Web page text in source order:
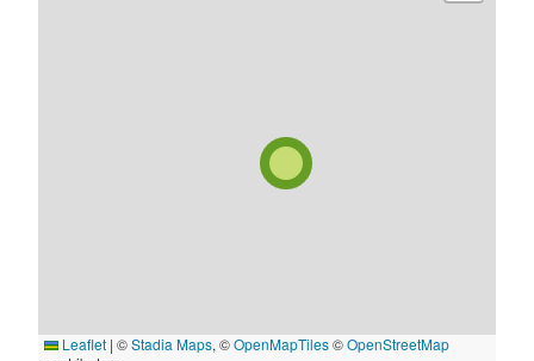
Leaflet | ©Stadia Maps, ©OpenMapTiles©OpenStreetMap